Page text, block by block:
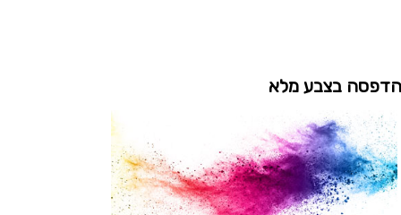
הדפסה בצבע מלא